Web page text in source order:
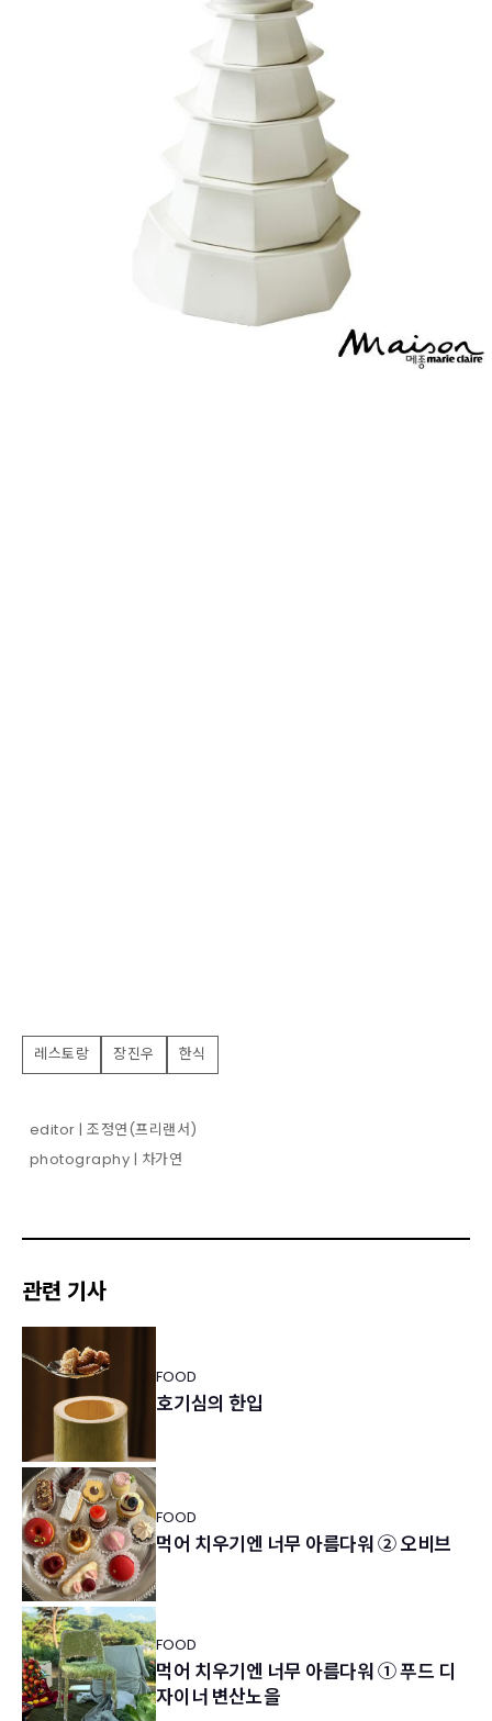
레스토랑 장진우 한식
editor | 조정연(프리랜서)
photography | 차가연
관련 기사
FOOD
호기심의 한입
FOOD
먹어 치우기엔 너무 아름다워 ② 오비브
FOOD
먹어 치우기엔 너무 아름다워 ① 푸드 디
자이너 변산노을